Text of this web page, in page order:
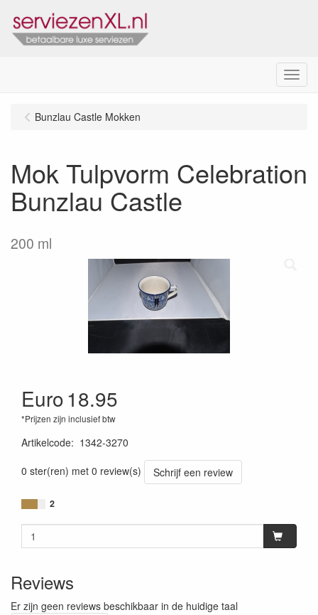
Menu
Bunzlau Castle Mokken
Mok Tulpvorm Celebration
Bunzlau Castle
200 ml
Euro18.95
*Prijzen zijn inclusief btw
Artikelcode: 1342-3270
0 ster(ren) met 0 review(s)
Schrijf een review
2
Reviews
Er zijn geen reviews beschikbaar in de huidige taal